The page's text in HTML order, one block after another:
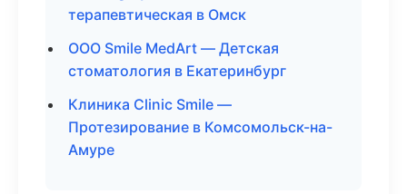
терапевтическая в Омск
ООО Smile MedArt — Детская
стоматология в Екатеринбург
Клиника Clinic Smile —
Протезирование в Комсомольск-на-
Амуре